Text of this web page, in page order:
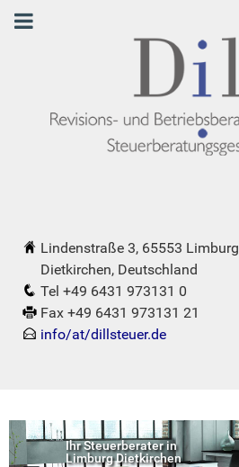
Lindenstraße 3, 65553 Limburg
Dietkirchen, Deutschland
Tel +49 6431 973131 0
Fax +49 6431 973131 21
info/at/dillsteuer.de
Ihr Steuerberater in
Limburg Dietkirchen